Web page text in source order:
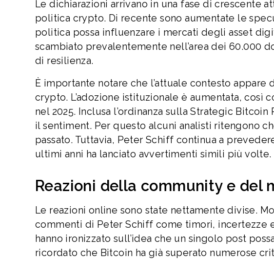
Le dichiarazioni arrivano in una fase di crescente
politica crypto. Di recente sono aumentate le
politica possa influenzare i mercati degli asset
scambiato prevalentemente nell’area dei 60.000
di resilienza.
È importante notare che l’attuale contesto
crypto. L’adozione istituzionale è aumentata,
nel 2025. Inclusa l’ordinanza sulla Strategic
il sentiment. Per questo alcuni analisti ritengono
passato. Tuttavia, Peter Schiff continua a
ultimi anni ha lanciato avvertimenti simili più volte.
Reazioni della community e del
Le reazioni online sono state nettamente divise.
commenti di Peter Schiff come timori, incertezze
hanno ironizzato sull’idea che un singolo post
ricordato che Bitcoin ha già superato numerose